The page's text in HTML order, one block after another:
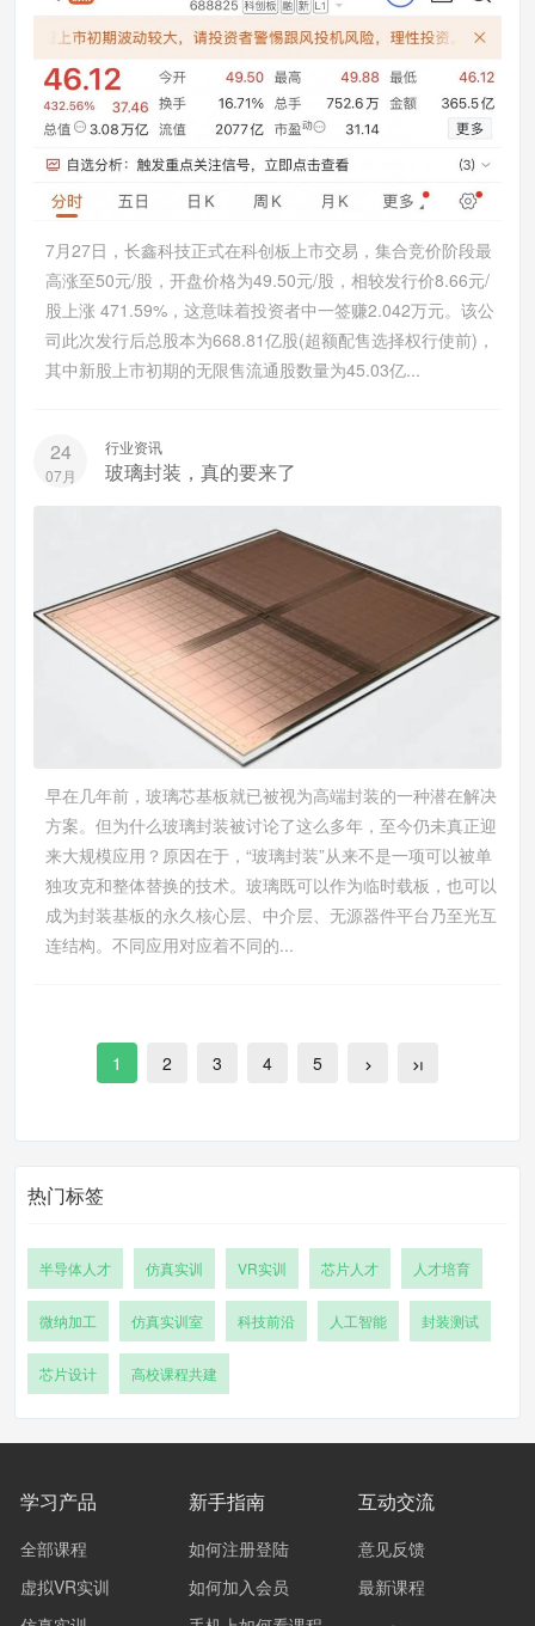
7月27日，长鑫科技正式在科创板上市交易，集合竞价阶段最
高涨至50元/股，开盘价格为49.50元/股，相较发行价8.66元/
股上涨 471.59%，这意味着投资者中一签赚2.042万元。该公
司此次发行后总股本为668.81亿股(超额配售选择权行使前)，
其中新股上市初期的无限售流通股数量为45.03亿...
24
07月
行业资讯
玻璃封装，真的要来了
早在几年前，玻璃芯基板就已被视为高端封装的一种潜在解决
方案。但为什么玻璃封装被讨论了这么多年，至今仍未真正迎
来大规模应用？原因在于，“玻璃封装”从来不是一项可以被单
独攻克和整体替换的技术。玻璃既可以作为临时载板，也可以
成为封装基板的永久核心层、中介层、无源器件平台乃至光互
连结构。不同应用对应着不同的...
1 2 3 4 5
热门标签
半导体人才 仿真实训 VR实训 芯片人才 人才培育
微纳加工 仿真实训室 科技前沿 人工智能 封装测试
芯片设计 高校课程共建
学习产品
全部课程
虚拟VR实训
新手指南
如何注册登陆
如何加入会员
互动交流
意见反馈
最新课程